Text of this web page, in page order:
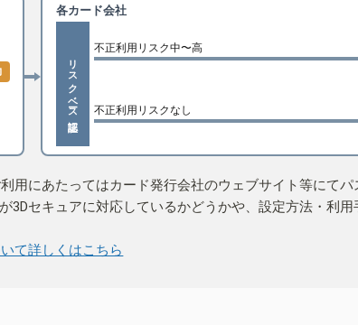
各カード会社
リスクベース認証
不正利用リスク中〜高
不正利用リスクなし
用にあたってはカード発行会社のウェブサイト等にて
3Dセキュアに対応しているかどうかや、設定方法・利用
て詳しくはこちら